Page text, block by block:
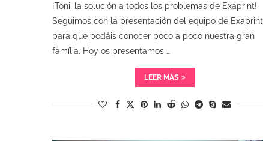
¡Toni, la solución a todos los problemas de Exaprint!
Seguimos con la presentación del equipo de Exaprint,
para que podáis conocer poco a poco nuestra gran
família. Hoy os presentamos …
LEER MÁS